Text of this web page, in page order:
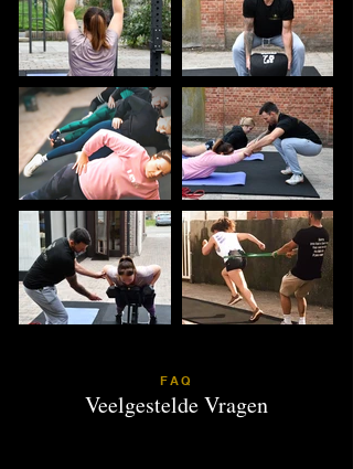
FAQ
Veelgestelde Vragen